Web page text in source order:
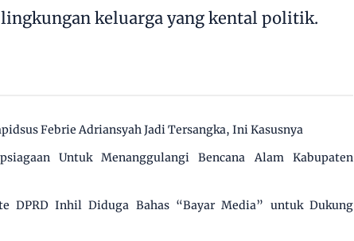
keluarga yang kental politik.
Febrie Adriansyah Jadi Tersangka, Ini Kasusnya
Untuk Menanggulangi Bencana Alam Kabupaten
DPRD Inhil Diduga Bahas “Bayar Media” untuk Dukung